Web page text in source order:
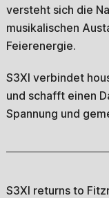
versteht sich die
musikalischen
Feierenergie.
S3XI verbindet
und schafft einen
Spannung und
S3XI returns to